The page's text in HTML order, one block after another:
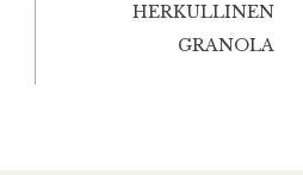
HERKULLINEN
GRANOLA